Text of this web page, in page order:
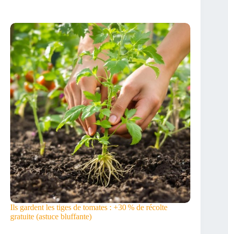
Ils gardent les tiges de tomates : +30 % de récolte
gratuite (astuce bluffante)